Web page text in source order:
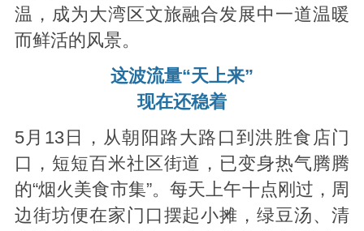
温，成为大湾区文旅融合发展中一道温暖
而鲜活的风景。
这波流量“天上来”
现在还稳着
5月13日，从朝阳路大路口到洪胜食店门
口，短短百米社区街道，已变身热气腾腾
的“烟火美食市集”。每天上午十点刚过，周
边街坊便在家门口摆起小摊，绿豆汤、清